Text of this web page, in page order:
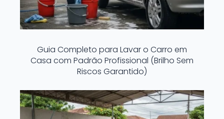
Guia Completo para Lavar o Carro em
Casa com Padrão Profissional (Brilho Sem
Riscos Garantido)